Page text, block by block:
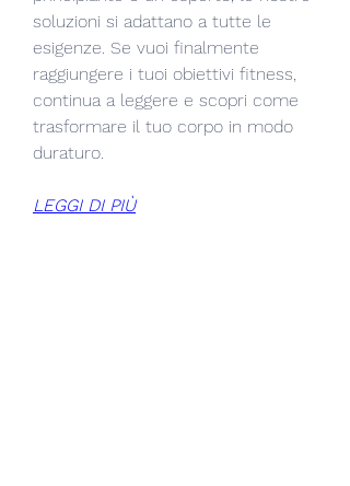
soluzioni si adattano a tutte le
esigenze. Se vuoi finalmente
raggiungere i tuoi obiettivi fitness,
continua a leggere e scopri come
trasformare il tuo corpo in modo
duraturo.
LEGGI DI PIÙ